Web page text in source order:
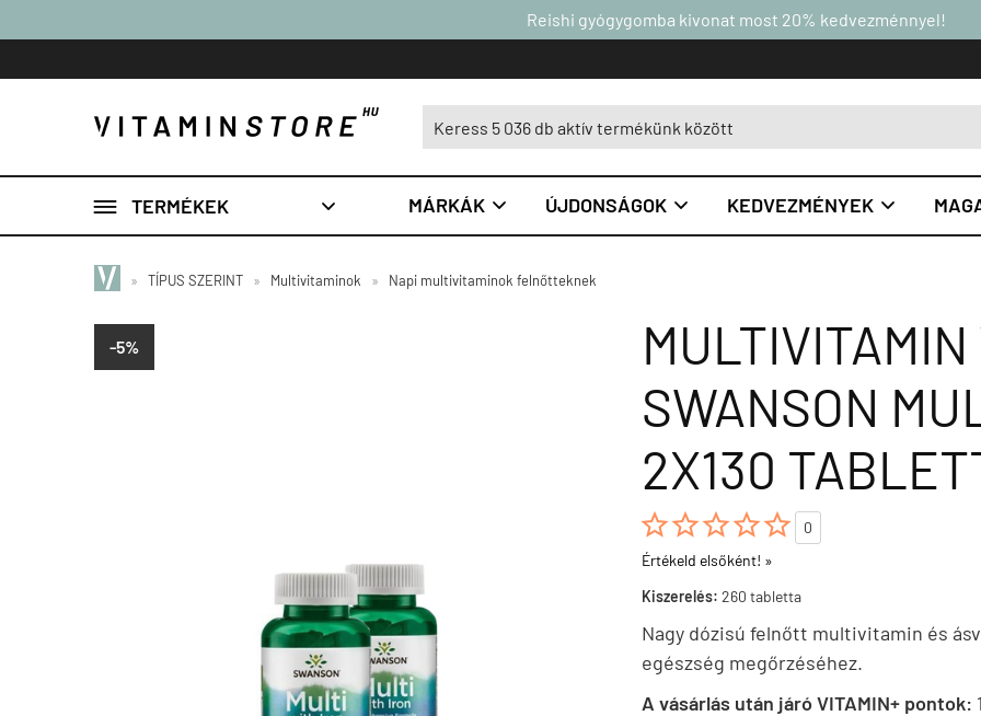
Reishi gyógygomba kivonat most 20% kedvezménnyel!
 TERMÉKEK  MÁRKÁK  ÚJDONSÁGOK  KEDVEZMÉNYEK 
» TÍPUS SZERINT » Multivitaminok » Napi multivitaminok felnőtteknek
-5%
SWANSON
2X130

0
Értékeld elsőként! »
Kiszerelés: 260 tabletta
Nagy dózisú felnőtt multivitamin és
egészség megőrzéséhez.
A vásárlás után járó VITAMIN+ pontok: